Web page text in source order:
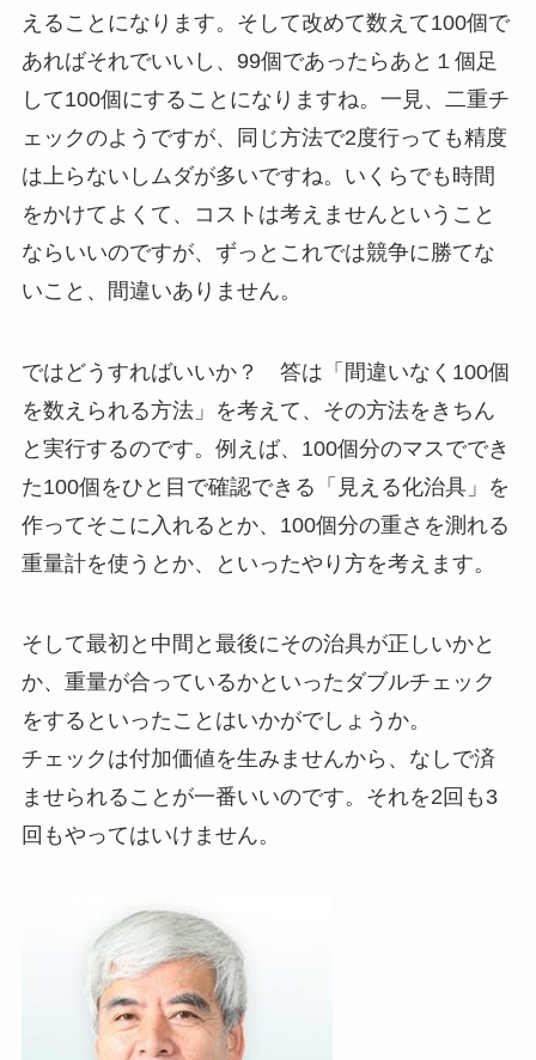
えることになります。そして改めて数えて100個で
あればそれでいいし、99個であったらあと１個足
して100個にすることになりますね。一見、二重チ
ェックのようですが、同じ方法で2度行っても精度
は上らないしムダが多いですね。いくらでも時間
をかけてよくて、コストは考えませんということ
ならいいのですが、ずっとこれでは競争に勝てな
いこと、間違いありません。
ではどうすればいいか？ 答は「間違いなく100個
を数えられる方法」を考えて、その方法をきちん
と実行するのです。例えば、100個分のマスででき
た100個をひと目で確認できる「見える化治具」を
作ってそこに入れるとか、100個分の重さを測れる
重量計を使うとか、といったやり方を考えます。
そして最初と中間と最後にその治具が正しいかと
か、重量が合っているかといったダブルチェック
をするといったことはいかがでしょうか。
チェックは付加価値を生みませんから、なしで済
ませられることが一番いいのです。それを2回も3
回もやってはいけません。